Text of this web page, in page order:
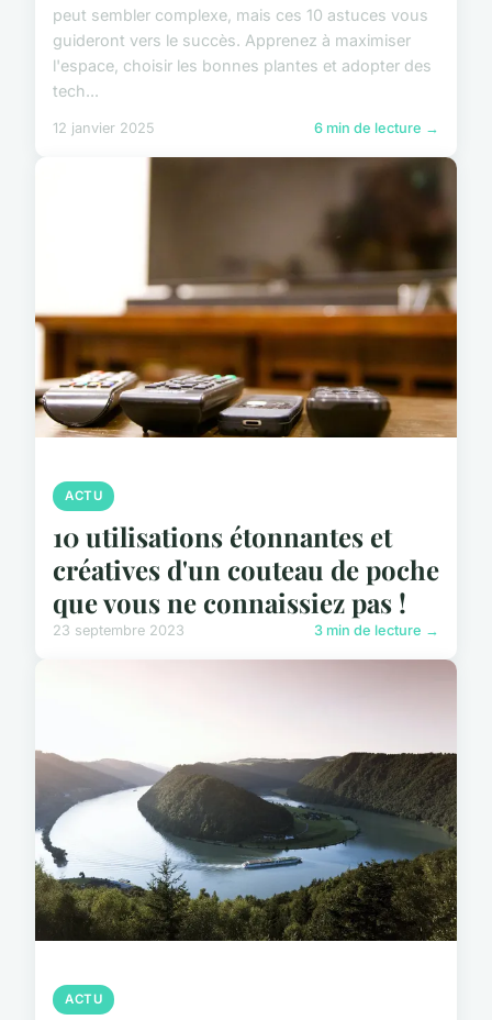
peut sembler complexe, mais ces 10 astuces vous
guideront vers le succès. Apprenez à maximiser
l'espace, choisir les bonnes plantes et adopter des
tech...
12 janvier 2025 6 min de lecture →
ACTU
10 utilisations étonnantes et
créatives d'un couteau de poche
que vous ne connaissiez pas !
23 septembre 2023 3 min de lecture →
ACTU